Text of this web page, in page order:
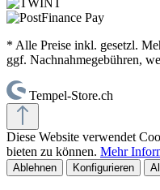
* Alle Preise inkl. gesetzl.
ggf. Nachnahmegebühren,
Tempel-Store.ch
Diese Website verwendet
bieten zu können. Mehr
Ablehnen Konfigurieren